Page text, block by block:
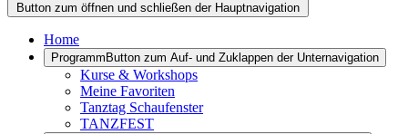
Button zum öffnen und schließen der Hauptnavigation
Home
Programm Button zum Auf- und Zuklappen der Unternavigation
Kurse & Workshops
Meine Favoriten
Tanztag Schaufenster
TANZFEST